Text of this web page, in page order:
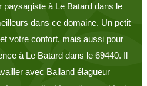
paysagiste à Le Batard dans le
dans ce domaine. Un petit
votre confort, mais aussi pour
à Le Batard dans le 69440. Il
avec Balland élagueur